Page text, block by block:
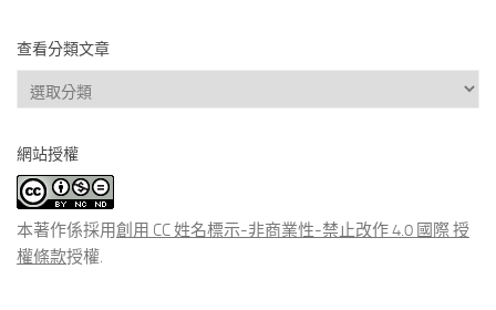
查看分類文章
查
看
類
文
章
網站授權
本著作係採用創用 CC 姓名標示-非商業性-禁止改作 4.0 國際 授
權條款授權.